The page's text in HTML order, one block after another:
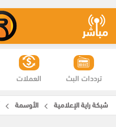
العملات ترددات البث
شبكة راية الإعلامية الأوسمة